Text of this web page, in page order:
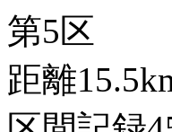
第5区
距離